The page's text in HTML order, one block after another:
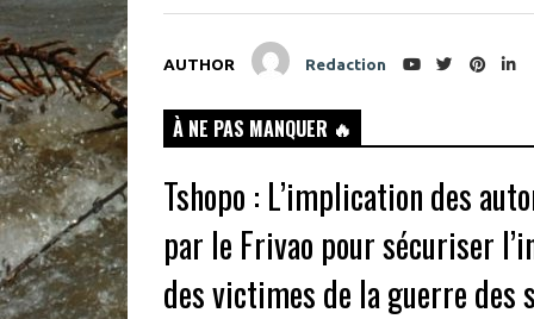
AUTHOR Redaction
À NE PAS MANQUER 🔥
Tshopo : L’implication des
par le Frivao pour sécuriser
des victimes de la guerre des